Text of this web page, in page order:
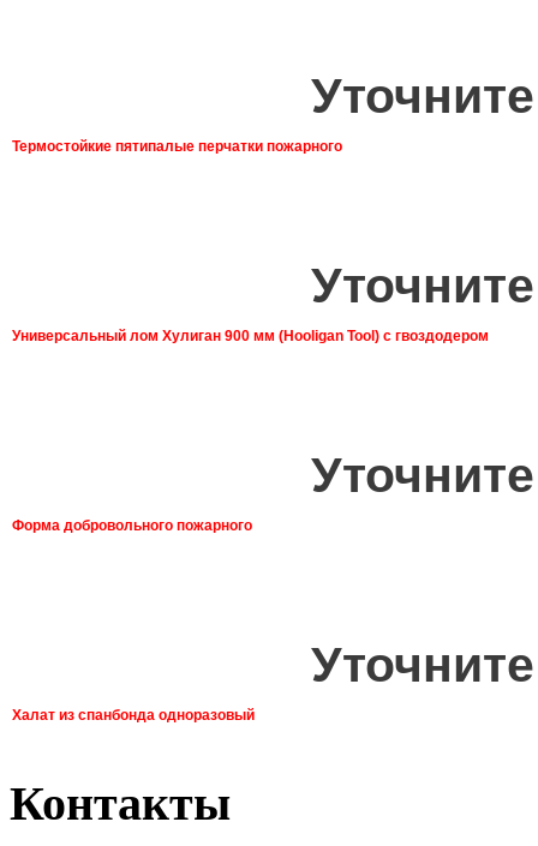
Термостойкие пятипалые перчатки пожарного
Универсальный лом Хулиган 900 мм (Hooligan Tool) с гвоздодером
Форма добровольного пожарного
Халат из спанбонда одноразовый
Контакты